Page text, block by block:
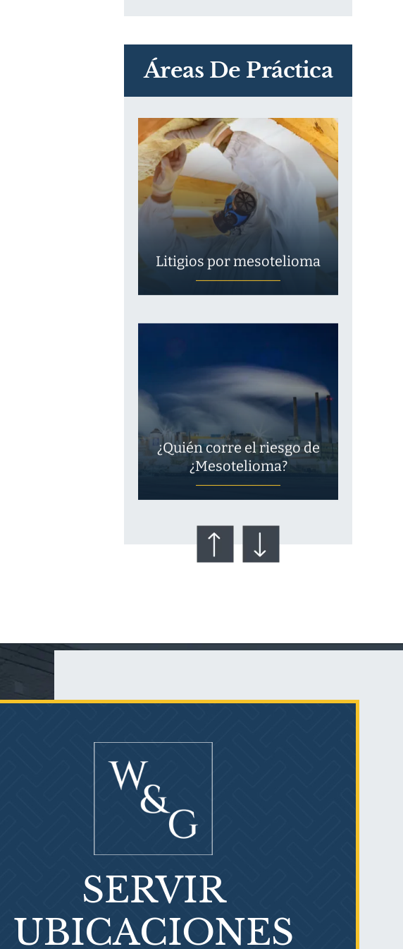
Áreas De Práctica
Litigios por mesotelioma
¿Quién corre el riesgo de
¿Mesotelioma?
Talco en polvo
¿Qué es el mesotelioma?
SERVIR
UBICACIONES